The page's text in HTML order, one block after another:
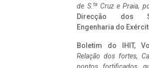
de S. ta Cruz e Praia,
Direcção dos
Engenharia do
Boletim do IHIT,
Relação dos fortes,